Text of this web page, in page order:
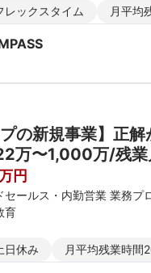
レックスタイム 月平均
の新規事業】正
万〜1,000万/残
円
ールス・内勤営業 業務プ
育
日休み 月平均残業時間